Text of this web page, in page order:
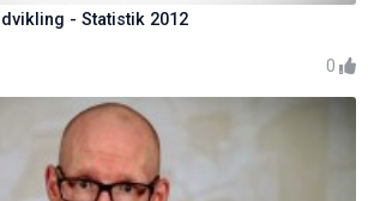
- Statistik 2012
0